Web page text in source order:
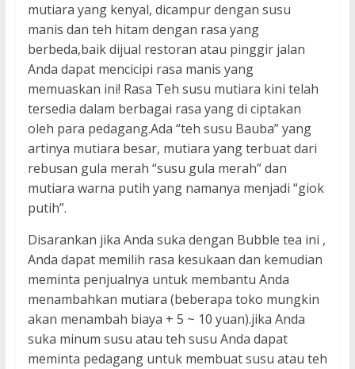
mutiara yang kenyal, dicampur dengan susu
manis dan teh hitam dengan rasa yang
berbeda,baik dijual restoran atau pinggir jalan
Anda dapat mencicipi rasa manis yang
memuaskan ini! Rasa Teh susu mutiara kini telah
tersedia dalam berbagai rasa yang di ciptakan
oleh para pedagang.Ada “teh susu Bauba” yang
artinya mutiara besar, mutiara yang terbuat dari
rebusan gula merah “susu gula merah” dan
mutiara warna putih yang namanya menjadi “giok
putih”.
Disarankan jika Anda suka dengan Bubble tea ini ,
Anda dapat memilih rasa kesukaan dan kemudian
meminta penjualnya untuk membantu Anda
menambahkan mutiara (beberapa toko mungkin
akan menambah biaya + 5 ~ 10 yuan).jika Anda
suka minum susu atau teh susu Anda dapat
meminta pedagang untuk membuat susu atau teh